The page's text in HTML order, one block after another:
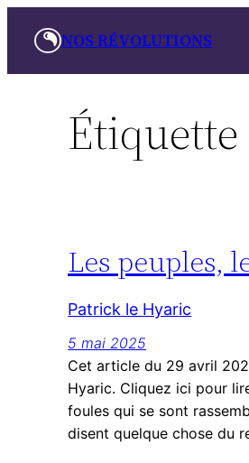
NOS RÉVOLUTIONS
Étiquette
Les peuples,
Patrick le Hyaric
5 mai 2025
Cet article du 29 avril
Hyaric. Cliquez ici pour
foules qui se sont
disent quelque chose du